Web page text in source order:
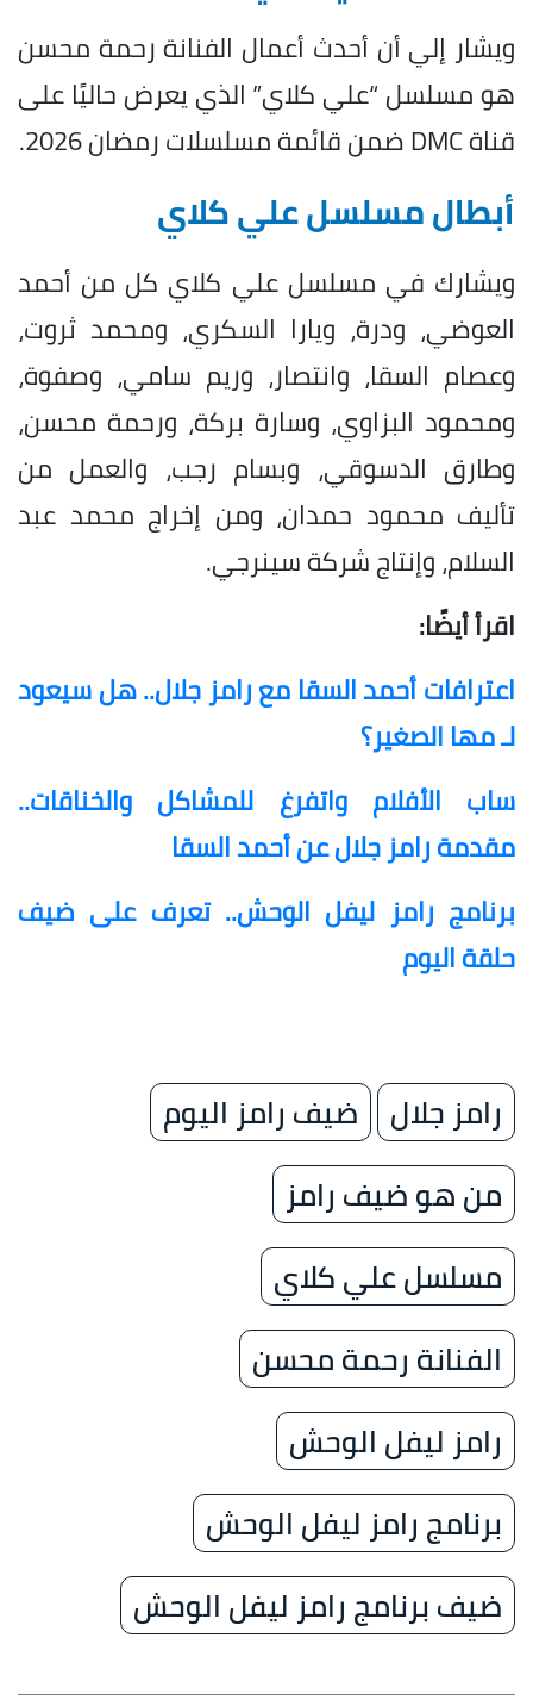
ويشار إلي أن أحدث أعمال الفنانة رحمة محسن
هو مسلسل “علي كلاي” الذي يعرض حاليًا على
قناة DMC ضمن قائمة مسلسلات رمضان 2026.
أبطال مسلسل علي كلاي
ويشارك في مسلسل علي كلاي كل من أحمد
العوضي، ودرة، ويارا السكري، ومحمد ثروت،
وعصام السقا، وانتصار، وريم سامي، وصفوة،
ومحمود البزاوي، وسارة بركة، ورحمة محسن،
وطارق الدسوقي، وبسام رجب، والعمل من
تأليف محمود حمدان، ومن إخراج محمد عبد
السلام، وإنتاج شركة سينرجي.
اقرأ أيضًا:
اعترافات أحمد السقا مع رامز جلال.. هل سيعود
لـ مها الصغير؟
ساب الأفلام واتفرغ للمشاكل والخناقات..
مقدمة رامز جلال عن أحمد السقا
برنامج رامز ليفل الوحش.. تعرف على ضيف
حلقة اليوم
رامز جلال
ضيف رامز اليوم
من هو ضيف رامز
مسلسل علي كلاي
الفنانة رحمة محسن
رامز ليفل الوحش
برنامج رامز ليفل الوحش
ضيف برنامج رامز ليفل الوحش